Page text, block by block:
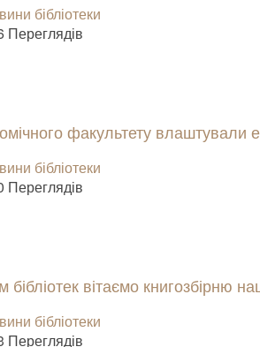
бібліотеки
Пере­гля­дів
факультету влаштували
бібліотеки
Пере­гля­дів
бібліотек вітаємо книгозбірню
бібліотеки
Пере­гля­дів